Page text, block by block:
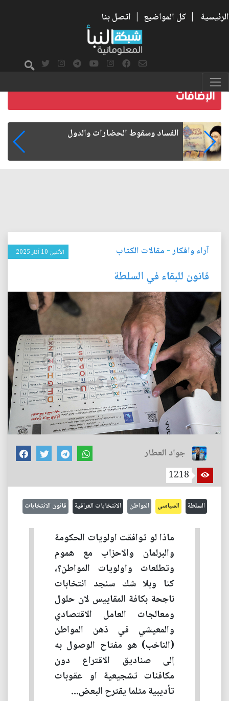
الرئيسية | كل المواضيع | اتصل بنا
رواتب الموظفين على صفيح ساخن
آراء وافكار- مقالات الكتاب الأثنين 10 آذار 2025
قانون للبقاء في السلطة
جواد العطار
1218
السلطة السياسي المواطن الانتخابات العراقية قانون الانتخابات
ماذا لو توافقت اولويات الحكومة
والبرلمان والاحزاب مع هموم
وتطلعات واولويات المواطن؟،
كنا وبلا شك سنجد انتخابات
ناجحة بكافة المقاييس لان حلول
ومعالجات العامل الاقتصادي
والمعيشي في ذهن المواطن
(الناخب) هو مفتاح الوصول به
إلى صناديق الاقتراع دون
مكافئات تشجيعية او عقوبات
تأديبية مثلما يقترح البعض...